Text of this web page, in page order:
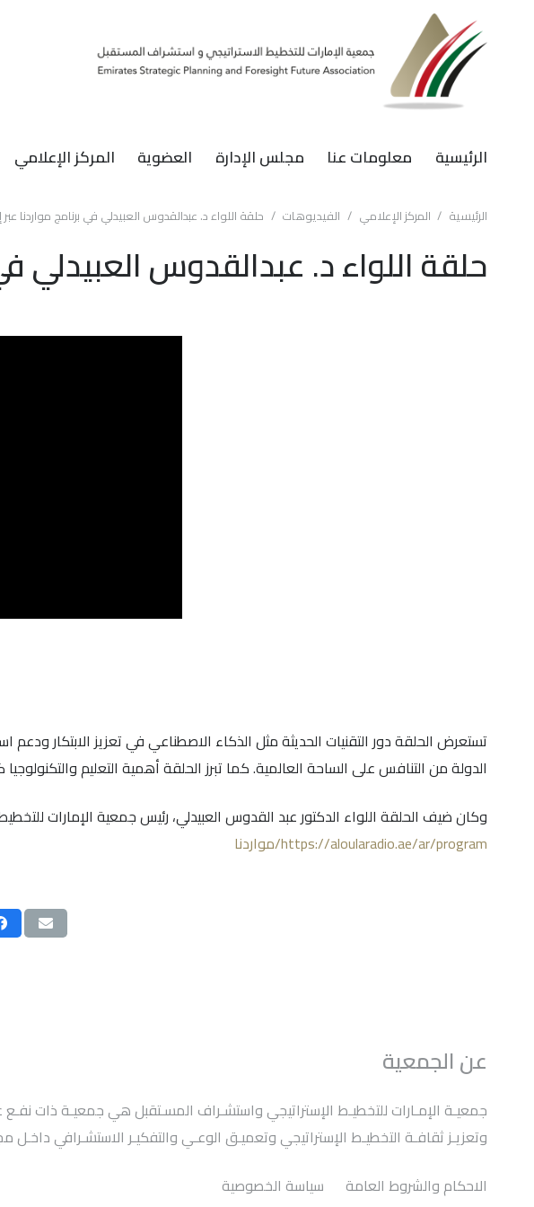
الرئيسية معلومات عنا مجلس الإدارة العضوية المركز الإعلامي
الرئيسية / المركز الإعلامي / الفيديوهات / حلقة اللواء د. عبدالقدوس العبيدلي في برنامج مواردنا عبر
حلقة اللواء د. عبدالقدوس العبيدلي
تستعرض الحلقة دور التقنيات الحديثة مثل الذكاء الاصطناعي في تعزيز الابتكار
الدولة من التنافس على الساحة العالمية. كما تبرز الحلقة أهمية التعليم
وكان ضيف الحلقة اللواء الدكتور عبد القدوس العبيدلي، رئيس جمعية الإمارات
https://aloularadio.ae/ar/program /مواردنا
عن الجمعية
وتعزيـز ثقافـة التخطيـط الإستراتيجي وتعميـق الوعـي والتفكيـر الاستشـرافي داخـل
الاحكام والشروط العامة
سياسة الخصوصية